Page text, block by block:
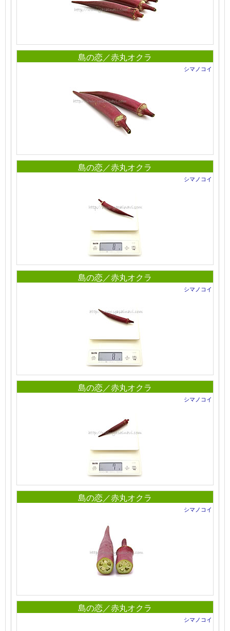
島の恋／赤丸オクラ
シマノコイ
島の恋／赤丸オクラ
シマノコイ
島の恋／赤丸オクラ
シマノコイ
島の恋／赤丸オクラ
シマノコイ
島の恋／赤丸オクラ
シマノコイ
島の恋／赤丸オクラ
シマノコイ